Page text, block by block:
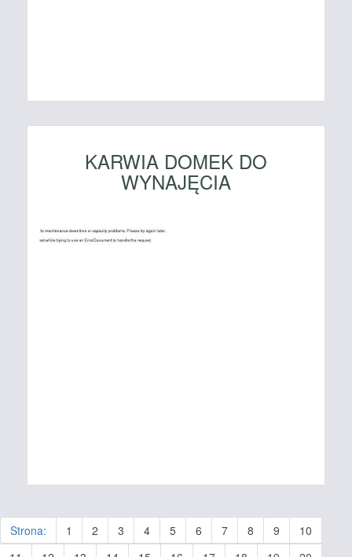
KARWIA DOMEK DO
WYNAJĘCIA
Strona: 1 2 3 4 5 6 7 8 9
10